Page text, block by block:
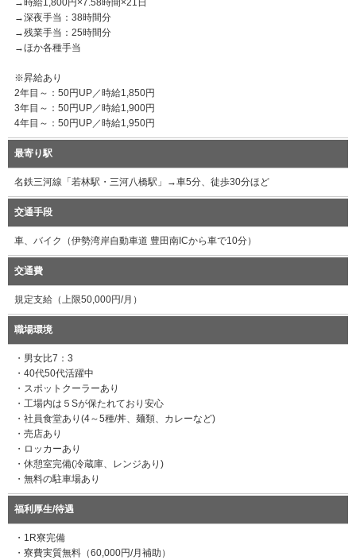
→時給1,800円×7.58時間×21日
→深夜手当：38時間分
→残業手当：25時間分
→ほか各種手当
※昇給あり
2年目～：50円UP／時給1,850円
3年目～：50円UP／時給1,900円
4年目～：50円UP／時給1,950円
最寄り駅
名鉄三河線「若林駅・三河八橋駅」→車5分、徒歩30分ほど
交通手段
車、バイク（伊勢湾岸自動車道 豊田南ICから車で10分）
交通費
規定支給（上限50,000円/月）
職場環境
・男女比7：3
・40代50代活躍中
・スポットクーラーあり
・工場内は５Sが保たれており安心
・社員食堂あり(4～5種/丼、麺類、カレーなど)
・売店あり
・ロッカーあり
・休憩室完備(冷蔵庫、レンジあり)
・無料の駐車場あり
福利厚生/待遇
・1R寮完備
・寮費実質無料（60,000円/月補助）